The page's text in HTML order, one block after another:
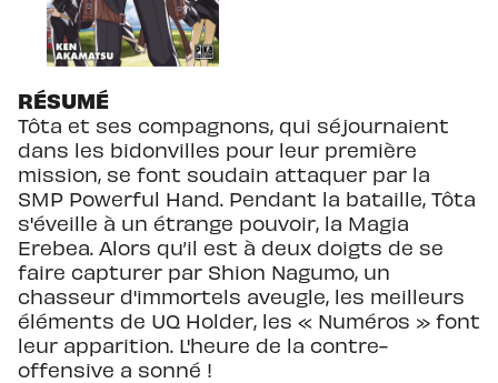
RÉSUMÉ
Tôta et ses compagnons, qui séjournaient
dans les bidonvilles pour leur première
mission, se font soudain attaquer par la
SMP Powerful Hand. Pendant la bataille, Tôta
s'éveille à un étrange pouvoir, la Magia
Erebea. Alors qu’il est à deux doigts de se
faire capturer par Shion Nagumo, un
chasseur d'immortels aveugle, les meilleurs
éléments de UQ Holder, les « Numéros » font
leur apparition. L'heure de la contre-
offensive a sonné !